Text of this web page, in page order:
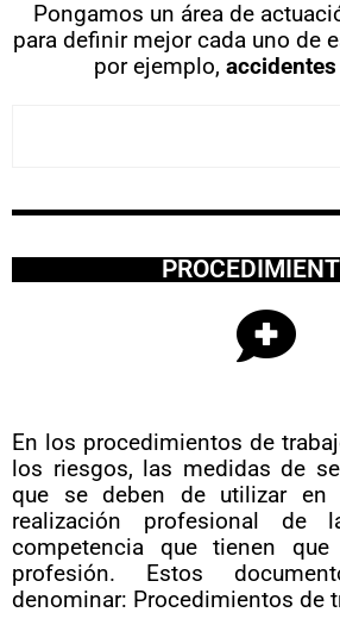
Pongamos un área de
para definir mejor cada uno de
por ejemplo, a
En los procedimientos de
los riesgos, las medidas de
que se deben de utilizar en
realización profesional de
competencia que tienen
profesión. Estos
denominar: Procedimientos de